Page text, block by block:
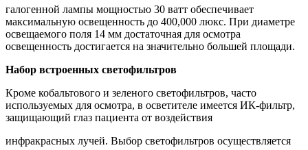
галогенной лампы мощностью 30 ватт обеспечивает
максимальную освещенность до 400,000 люкс. При диаметре
освещаемого поля 14 мм достаточная для осмотра
освещенность достигается на значительно большей площади.
Набор встроенных светофильтров
Кроме кобальтового и зеленого светофильтров, часто
используемых для осмотра, в осветителе имеется ИК-фильтр,
защищающий глаз пациента от воздействия
инфракрасных лучей. Выбор светофильтров осуществляется